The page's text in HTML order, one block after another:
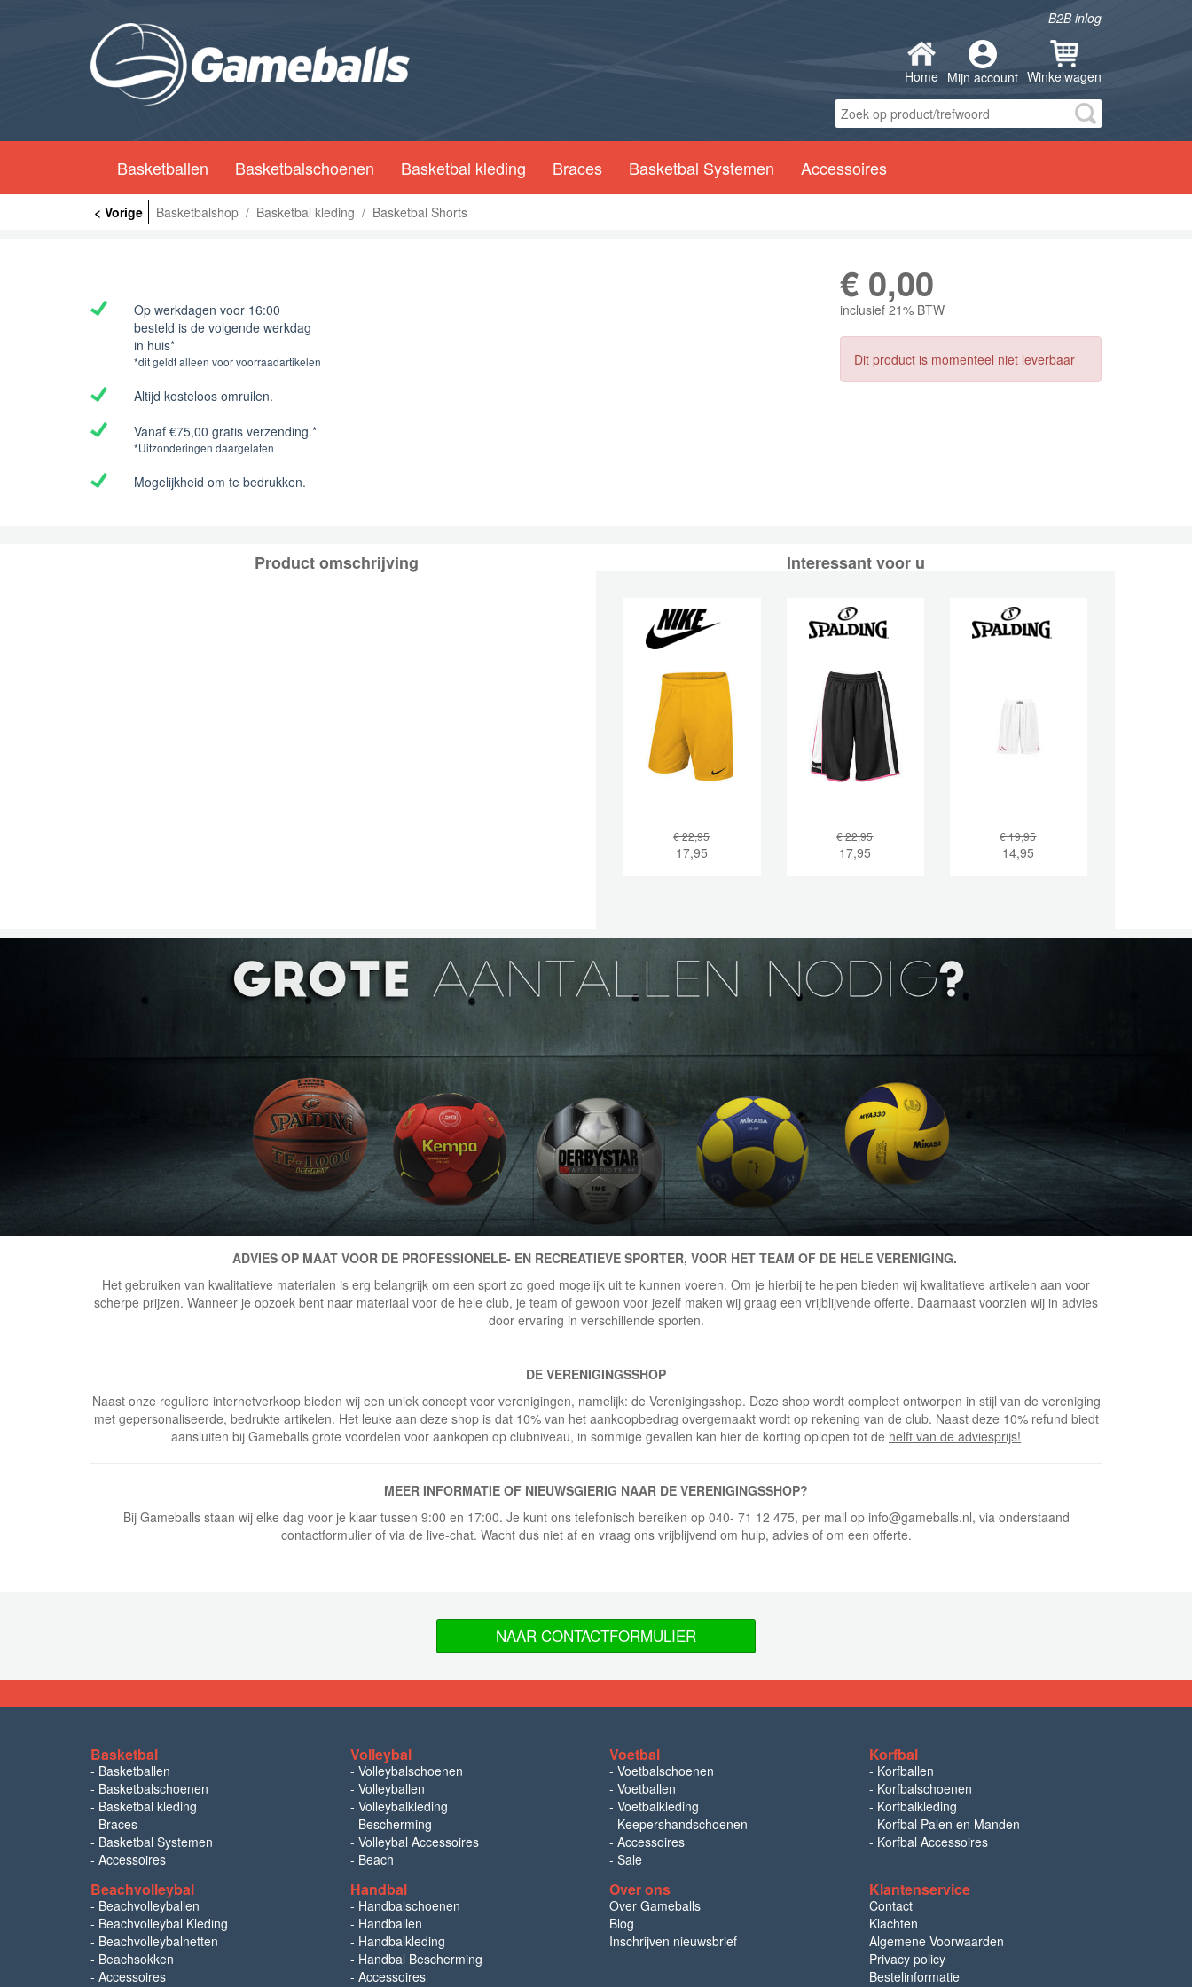
B2B inlog
Home Mijn account Winkelwagen
Basketballen Basketbalschoenen Basketbal kleding Braces Basketbal Systemen Accessoires
< Vorige Basketbalshop / Basketbal kleding / Basketbal Shorts
Op werkdagen voor 16:00
besteld is de volgende werkdag
in huis*
*dit geldt alleen voor voorraadartikelen
Altijd kosteloos omruilen.
Vanaf €75,00 gratis verzending.*
*Uitzonderingen daargelaten
Mogelijkheid om te bedrukken.
€ 0,00
inclusief 21% BTW
Dit product is momenteel niet leverbaar
Product omschrijving Interessant voor u
€ 22,95
17,95
€ 22,95
17,95
€ 19,95
14,95
ADVIES OP MAAT VOOR DE PROFESSIONELE- EN RECREATIEVE SPORTER, VOOR HET TEAM OF DE HELE VERENIGING.
Het gebruiken van kwalitatieve materialen is erg belangrijk om een sport zo goed mogelijk uit te kunnen voeren. Om je hierbij te helpen bieden wij kwalitatieve artikelen aan voor
scherpe prijzen. Wanneer je opzoek bent naar materiaal voor de hele club, je team of gewoon voor jezelf maken wij graag een vrijblijvende offerte. Daarnaast voorzien wij in advies
door ervaring in verschillende sporten.
DE VERENIGINGSSHOP
Naast onze reguliere internetverkoop bieden wij een uniek concept voor verenigingen, namelijk: de Verenigingsshop. Deze shop wordt compleet ontworpen in stijl van de vereniging
met gepersonaliseerde, bedrukte artikelen. Het leuke aan deze shop is dat 10% van het aankoopbedrag overgemaakt wordt op rekening van de club. Naast deze 10% refund biedt
aansluiten bij Gameballs grote voordelen voor aankopen op clubniveau, in sommige gevallen kan hier de korting oplopen tot de helft van de adviesprijs!
MEER INFORMATIE OF NIEUWSGIERIG NAAR DE VERENIGINGSSHOP?
Bij Gameballs staan wij elke dag voor je klaar tussen 9:00 en 17:00. Je kunt ons telefonisch bereiken op 040- 71 12 475, per mail op info@gameballs.nl, via onderstaand
contactformulier of via de live-chat. Wacht dus niet af en vraag ons vrijblijvend om hulp, advies of om een offerte.
NAAR CONTACTFORMULIER
Basketbal
- Basketballen
- Basketbalschoenen
- Basketbal kleding
- Braces
- Basketbal Systemen
- Accessoires
Volleybal
- Volleybalschoenen
- Volleyballen
- Volleybalkleding
- Bescherming
- Volleybal Accessoires
- Beach
Voetbal
- Voetbalschoenen
- Voetballen
- Voetbalkleding
- Keepershandschoenen
- Accessoires
- Sale
Korfbal
- Korfballen
- Korfbalschoenen
- Korfbalkleding
- Korfbal Palen en Manden
- Korfbal Accessoires
Beachvolleybal
- Beachvolleyballen
- Beachvolleybal Kleding
- Beachvolleybalnetten
- Beachsokken
- Accessoires
Handbal
- Handbalschoenen
- Handballen
- Handbalkleding
- Handbal Bescherming
- Accessoires
Over ons
Over Gameballs
Blog
Inschrijven nieuwsbrief
Klantenservice
Contact
Klachten
Algemene Voorwaarden
Privacy policy
Bestelinformatie